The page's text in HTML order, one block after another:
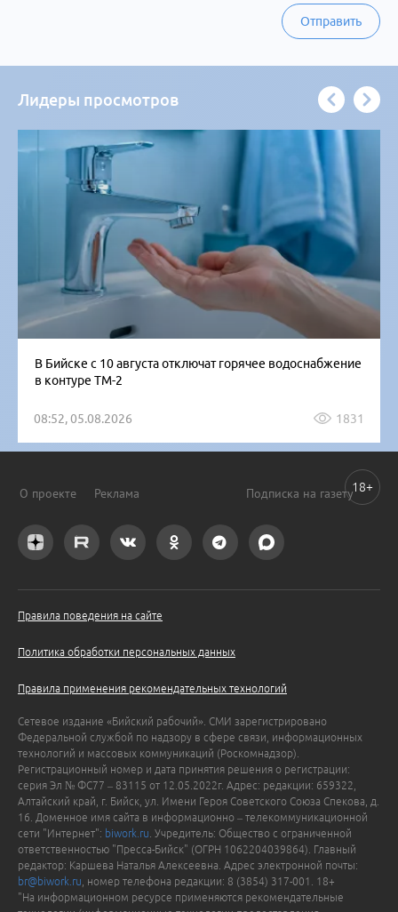
Отправить
Лидеры просмотров
В Бийске с 10 августа отключат горячее водоснабжение
в контуре ТМ-2
08:52, 05.08.2026 1831
О проекте Реклама Подписка на газету
Правила поведения на сайте
Политика обработки персональных данных
Правила применения рекомендательных технологий
Сетевое издание «Бийский рабочий». СМИ зарегистрировано
Федеральной службой по надзору в сфере связи, информационных
технологий и массовых коммуникаций (Роскомнадзор).
Регистрационный номер и дата принятия решения о регистрации:
серия Эл № ФС77 – 83115 от 12.05.2022г. Адрес: редакции: 659322,
Алтайский край, г. Бийск, ул. Имени Героя Советского Союза Спекова, д.
16. Доменное имя сайта в информационно – телекоммуникационной
сети "Интернет": biwork.ru . Учредитель: Общество с ограниченной
ответственностью "Пресса-Бийск" (ОГРН 1062204039864). Главный
редактор: Каршева Наталья Алексеевна. Адрес электронной почты:
br@biwork.ru , номер телефона редакции: 8 (3854) 317-001. 18+
"На информационном ресурсе применяются рекомендательные
18+